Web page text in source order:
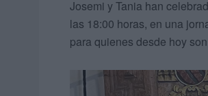
Josemi y Tania han
las 18:00 horas, en una
para quienes desde hoy